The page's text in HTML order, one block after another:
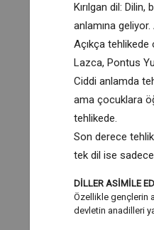
Kırılgan dil:
anlamına
Açıkça
Lazca, Pontus
Ciddi anlamda
ama çocuklara
tehlikede.
Son derece
tek dil ise
DİLLER ASİMİLE
Özellikle gençlerin
devletin anadilleri